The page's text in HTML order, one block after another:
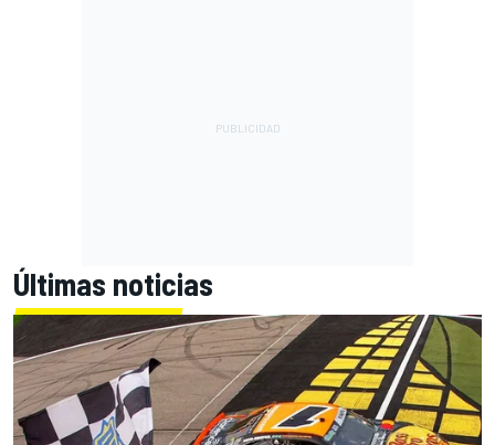
Últimas noticias